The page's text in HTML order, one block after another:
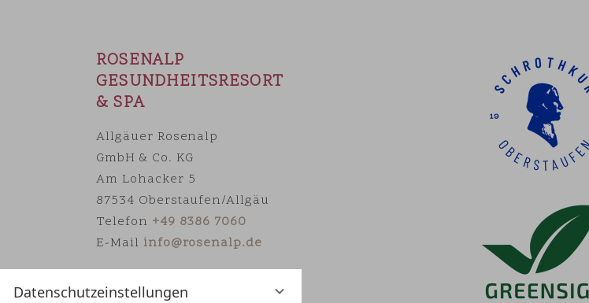
Datenschutzeinstellungen
ROSENALP
GESUNDHEITSRESORT
& SPA
Allgäuer Rosenalp
GmbH & Co. KG
Am Lohacker 5
87534 Oberstaufen/Allgäu
Telefon +49 8386 7060
E-Mail info@rosenalp.de